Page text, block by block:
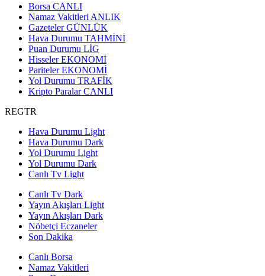
Borsa CANLI
Namaz Vakitleri ANLIK
GazetelerGÜNLÜK
Hava Durumu TAHMİNİ
Puan Durumu LİG
HisselerEKONOMİ
ParitelerEKONOMİ
Yol Durumu TRAFİK
Kripto ParalarCANLI
REGTR
Hava Durumu Light
Hava Durumu Dark
Yol Durumu Light
Yol Durumu Dark
Canlı Tv Light
Canlı Tv Dark
Yayın Akışları Light
Yayın Akışları Dark
Nöbetçi Eczaneler
Son Dakika
Canlı Borsa
Namaz Vakitleri